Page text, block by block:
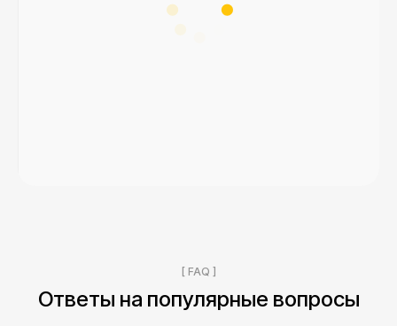
[ FAQ ]
Ответы на популярные вопросы